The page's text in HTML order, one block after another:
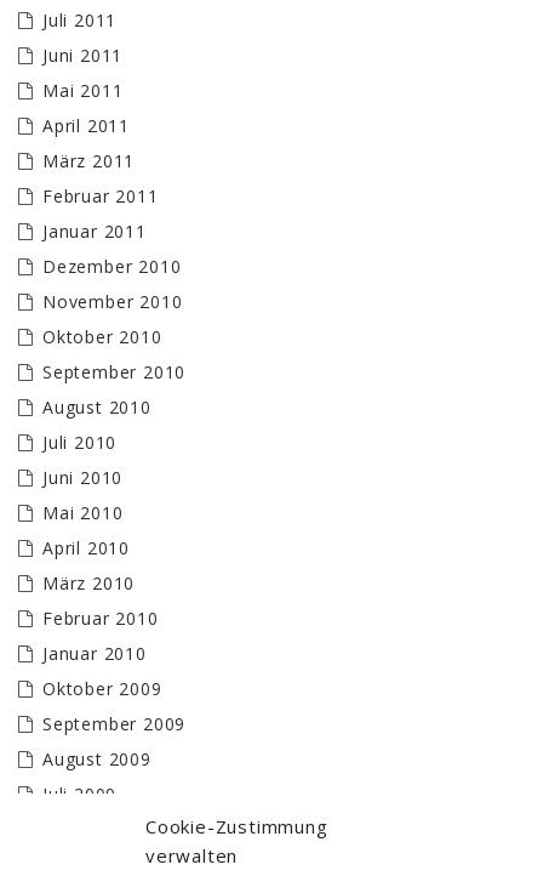
Cookie-Zustimmung
verwalten
Juli 2011
Juni 2011
Mai 2011
April 2011
März 2011
Februar 2011
Januar 2011
Dezember 2010
November 2010
Oktober 2010
September 2010
August 2010
Juli 2010
Juni 2010
Mai 2010
April 2010
März 2010
Februar 2010
Januar 2010
Oktober 2009
September 2009
August 2009
Juli 2009